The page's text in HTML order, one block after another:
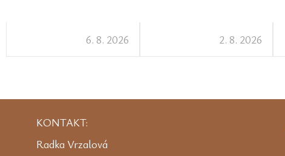
6. 8. 2026 2. 8. 2026
KONTAKT:
Radka Vrzalová